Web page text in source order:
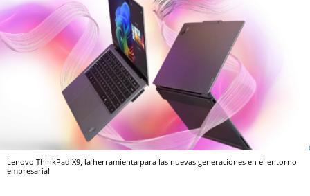
Lenovo ThinkPad X9, la herramienta para las nuevas generaciones en el entorno
empresarial